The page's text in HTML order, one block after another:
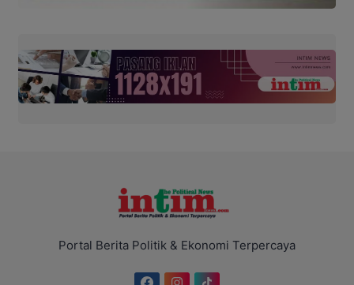
Portal Berita Politik & Ekonomi Terpercaya